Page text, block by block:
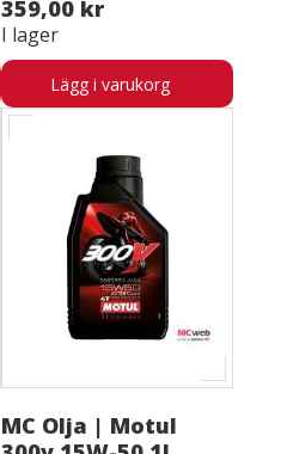
359,00 kr
I lager
Lägg i varukorg
MC Olja | Motul